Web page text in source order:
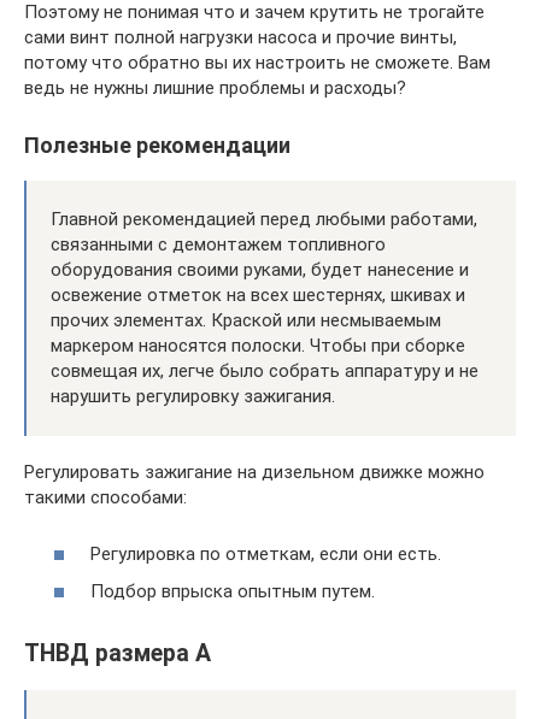
Поэтому не понимая что и зачем крутить не трогайте
сами винт полной нагрузки насоса и прочие винты,
потому что обратно вы их настроить не сможете. Вам
ведь не нужны лишние проблемы и расходы?
Полезные рекомендации
Главной рекомендацией перед любыми работами,
связанными с демонтажем топливного
оборудования своими руками, будет нанесение и
освежение отметок на всех шестернях, шкивах и
прочих элементах. Краской или несмываемым
маркером наносятся полоски. Чтобы при сборке
совмещая их, легче было собрать аппаратуру и не
нарушить регулировку зажигания.
Регулировать зажигание на дизельном движке можно
такими способами:
Регулировка по отметкам, если они есть.
Подбор впрыска опытным путем.
ТНВД размера А